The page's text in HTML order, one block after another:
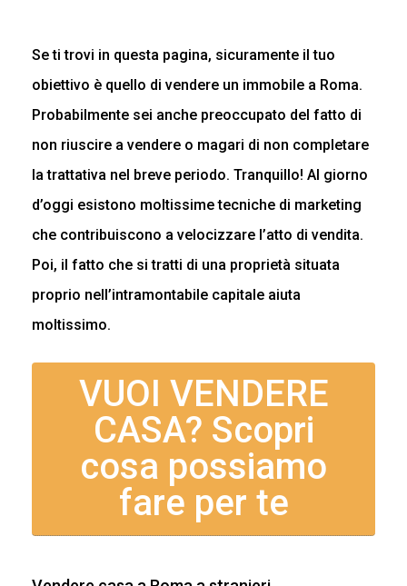
Se ti trovi in questa pagina, sicuramente il tuo
obiettivo è quello di vendere un immobile a Roma.
Probabilmente sei anche preoccupato del fatto di
non riuscire a vendere o magari di non completare
la trattativa nel breve periodo. Tranquillo! Al giorno
d’oggi esistono moltissime tecniche di marketing
che contribuiscono a velocizzare l’atto di vendita.
Poi, il fatto che si tratti di una proprietà situata
proprio nell’intramontabile capitale aiuta
moltissimo.
VUOI VENDERE
CASA? Scopri
cosa possiamo
fare per te